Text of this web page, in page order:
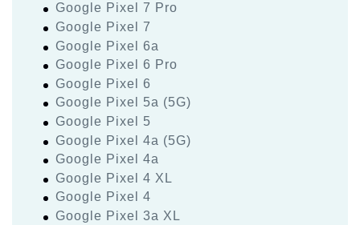
Google Pixel 7 Pro
Google Pixel 7
Google Pixel 6a
Google Pixel 6 Pro
Google Pixel 6
Google Pixel 5a (5G)
Google Pixel 5
Google Pixel 4a (5G)
Google Pixel 4a
Google Pixel 4 XL
Google Pixel 4
Google Pixel 3a XL